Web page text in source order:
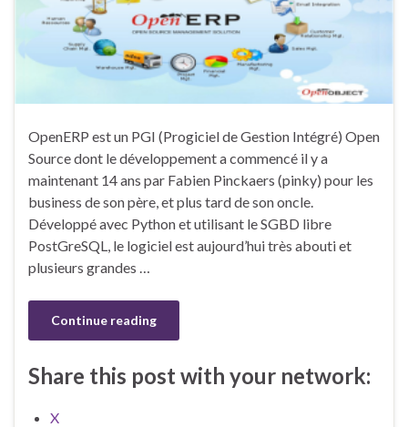
OpenERP est un PGI (Progiciel de Gestion Intégré) Open
Source dont le développement a commencé il y a
maintenant 14 ans par Fabien Pinckaers (pinky) pour les
business de son père, et plus tard de son oncle.
Développé avec Python et utilisant le SGBD libre
PostGreSQL, le logiciel est aujourd’hui très abouti et
plusieurs grandes …
Continue reading
Share this post with your network:
X